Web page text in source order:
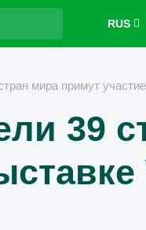
RUS
мира примут
39